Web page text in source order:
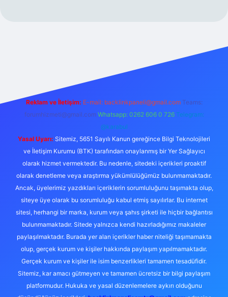
https://
Reklam ve İletişim: E-mail: backlinkpaneli@gmail.com Teams:
forumhizmeti@gmail.com Whatsapp: 0262 606 0 726 Telegram:
@karabul
Yasal Uyarı: Sitemiz, 5651 Sayılı Kanun gereğince Bilgi Teknolojileri
ve İletişim Kurumu (BTK) tarafından onaylanmış bir Yer Sağlayıcı
olarak hizmet vermektedir. Bu nedenle, sitedeki içerikleri proaktif
olarak denetleme veya araştırma yükümlülüğümüz bulunmamaktadır.
Ancak, üyelerimiz yazdıkları içeriklerin sorumluluğunu taşımakta olup,
siteye üye olarak bu sorumluluğu kabul etmiş sayılırlar. Bu internet
sitesi, herhangi bir marka, kurum veya şahıs şirketi ile hiçbir bağlantısı
bulunmamaktadır. Sitede yalnızca kendi hazırladığımız makaleler
paylaşılmaktadır. Burada yer alan içerikler haber niteliği taşımamakta
olup, gerçek kurum ve kişiler hakkında paylaşım yapılmamaktadır.
Gerçek kurum ve kişiler ile isim benzerlikleri tamamen tesadüfidir.
Sitemiz, kar amacı gütmeyen ve tamamen ücretsiz bir bilgi paylaşım
platformudur. Hukuka ve yasal düzenlemelere aykırı olduğunu